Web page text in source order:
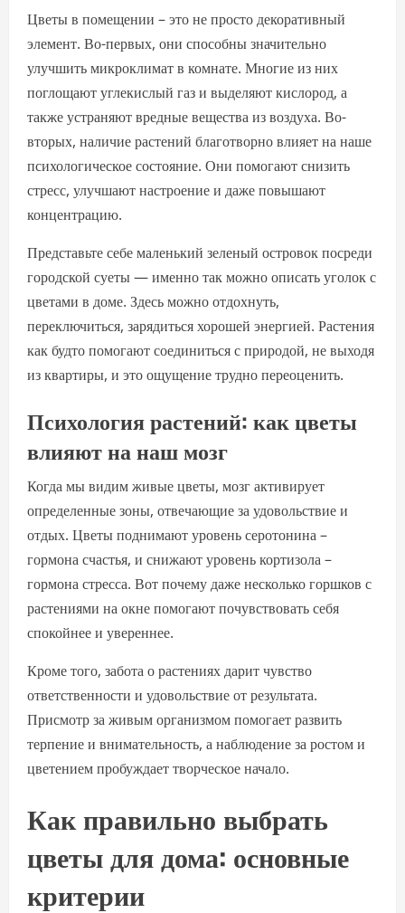
Цветы в помещении – это не просто декоративный
элемент. Во-первых, они способны значительно
улучшить микроклимат в комнате. Многие из них
поглощают углекислый газ и выделяют кислород, а
также устраняют вредные вещества из воздуха. Во-
вторых, наличие растений благотворно влияет на наше
психологическое состояние. Они помогают снизить
стресс, улучшают настроение и даже повышают
концентрацию.
Представьте себе маленький зеленый островок посреди
городской суеты — именно так можно описать уголок с
цветами в доме. Здесь можно отдохнуть,
переключиться, зарядиться хорошей энергией. Растения
как будто помогают соединиться с природой, не выходя
из квартиры, и это ощущение трудно переоценить.
Психология растений: как цветы
влияют на наш мозг
Когда мы видим живые цветы, мозг активирует
определенные зоны, отвечающие за удовольствие и
отдых. Цветы поднимают уровень серотонина –
гормона счастья, и снижают уровень кортизола –
гормона стресса. Вот почему даже несколько горшков с
растениями на окне помогают почувствовать себя
спокойнее и увереннее.
Кроме того, забота о растениях дарит чувство
ответственности и удовольствие от результата.
Присмотр за живым организмом помогает развить
терпение и внимательность, а наблюдение за ростом и
цветением пробуждает творческое начало.
Как правильно выбрать
цветы для дома: основные
критерии